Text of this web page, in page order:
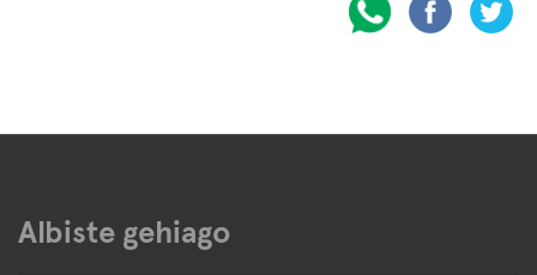
Albiste gehiago